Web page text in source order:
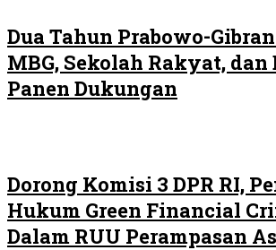
Dua Tahun Prabowo-
MBG, Sekolah Rakyat, dan
Panen Dukungan
Dorong Komisi 3 DPR RI,
Hukum Green Financial
Dalam RUU Perampasan